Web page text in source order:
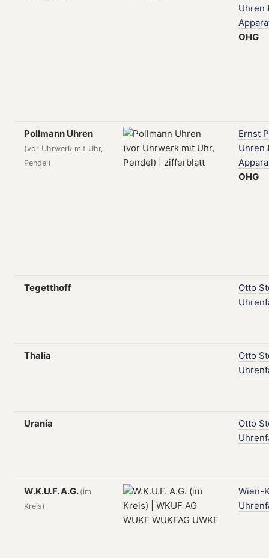
Uhren
OHG
Pollmann Uhren
(vor Uhrwerk mit Uhr,
Pendel)
Ernst
Uhren
OHG
Tegetthoff Otto
Thalia Otto
Urania Otto
W.K.U.F. A.G. (im
Kreis)
Wien-